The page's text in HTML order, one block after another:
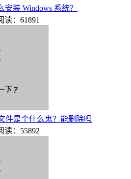
装 Windows 系统？
读：61891
件是个什么鬼？能删除吗
读：55892